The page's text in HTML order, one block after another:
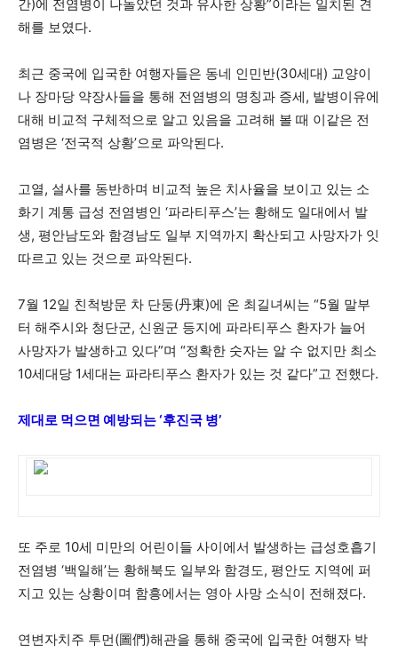
간)에 전염병이 나돌았던 것과 유사한 상황”이라는 일치된 견
해를 보였다.
최근 중국에 입국한 여행자들은 동네 인민반(30세대) 교양이
나 장마당 약장사들을 통해 전염병의 명칭과 증세, 발병이유에
대해 비교적 구체적으로 알고 있음을 고려해 볼 때 이같은 전
염병은 ‘전국적 상황’으로 파악된다.
고열, 설사를 동반하며 비교적 높은 치사율을 보이고 있는 소
화기 계통 급성 전염병인 ‘파라티푸스’는 황해도 일대에서 발
생, 평안남도와 함경남도 일부 지역까지 확산되고 사망자가 잇
따르고 있는 것으로 파악된다.
7월 12일 친척방문 차 단둥(丹東)에 온 최길녀씨는 “5월 말부
터 해주시와 청단군, 신원군 등지에 파라티푸스 환자가 늘어
사망자가 발생하고 있다”며 “정확한 숫자는 알 수 없지만 최소
10세대당 1세대는 파라티푸스 환자가 있는 것 같다”고 전했다.
제대로 먹으면 예방되는 ‘후진국 병’
또 주로 10세 미만의 어린이들 사이에서 발생하는 급성호흡기
전염병 ‘백일해’는 황해북도 일부와 함경도, 평안도 지역에 퍼
지고 있는 상황이며 함흥에서는 영아 사망 소식이 전해졌다.
연변자치주 투먼(圖們)해관을 통해 중국에 입국한 여행자 박